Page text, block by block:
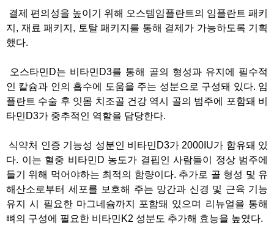
결제 편의성을 높이기 위해 오스템임플란트의 임플란트 패키
지, 재료 패키지, 토탈 패키지를 통해 결제가 가능하도록 기획
했다.
오스타민D는 비타민D3를 통해 골의 형성과 유지에 필수적
인 칼슘과 인의 흡수에 도움을 주는 성분으로 구성돼 있다. 임
플란트 수술 후 잇몸 치조골 건강 역시 골의 범주에 포함돼 비
타민D3가 중추적인 역할을 담당한다.
식약처 인증 기능성 성분인 비타민D3가 2000IU가 함유돼 있
다. 이는 혈중 비타민D 농도가 결핍인 사람들이 정상 범주에
들기 위해 먹어야하는 최적의 함량이다. 추가로 골 형성 및 유
해산소로부터 세포를 보호해 주는 망간과 신경 및 근육 기능
유지 시 필요한 마그네슘까지 포함돼 있으며 리뉴얼을 통해
뼈의 구성에 필요한 비타민K2 성분도 추가해 효능을 높였다.